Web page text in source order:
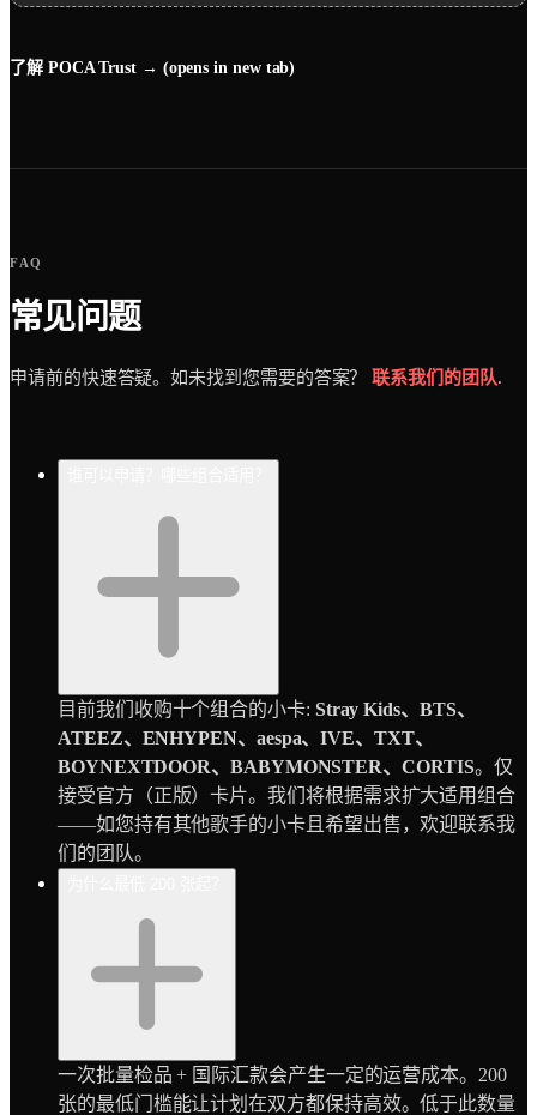
了解 POCA Trust → (opens in new tab)
FAQ
常见问题
申请前的快速答疑。如未找到您需要的答案？ 联系我们的团队.
目前我们收购十个组合的小卡: Stray Kids、BTS、
ATEEZ、ENHYPEN、aespa、IVE、TXT、
BOYNEXTDOOR、BABYMONSTER、CORTIS。仅
接受官方（正版）卡片。我们将根据需求扩大适用组合
——如您持有其他歌手的小卡且希望出售，欢迎联系我
们的团队。
一次批量检品 + 国际汇款会产生一定的运营成本。200
张的最低门槛能让计划在双方都保持高效。低于此数量